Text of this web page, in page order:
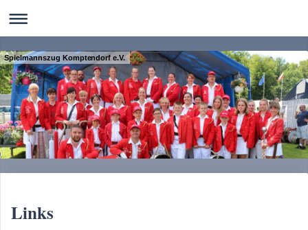
Spielmannszug Komptendorf e.V.
Links